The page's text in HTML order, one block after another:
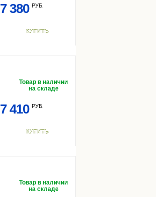
7 380 РУБ.
КУПИТЬ
Товар в наличии
на складе
7 410 РУБ.
КУПИТЬ
Товар в наличии
на складе